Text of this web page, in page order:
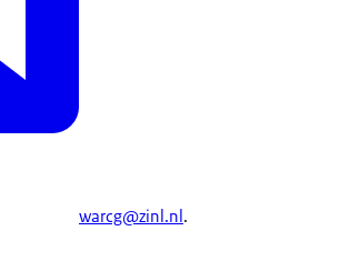
warcg@zinl.nl.